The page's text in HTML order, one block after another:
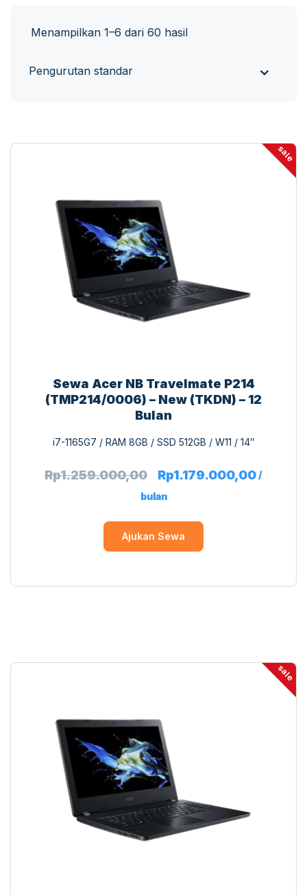
Menampilkan 1–6 dari 60 hasil
sale
Sewa Acer NB Travelmate P214
(TMP214/0006) – New (TKDN) – 12
Bulan
i7-1165G7 / RAM 8GB / SSD 512GB / W11 / 14″
Rp1.259.000,00 Rp1.179.000,00 /
bulan
Ajukan Sewa
sale